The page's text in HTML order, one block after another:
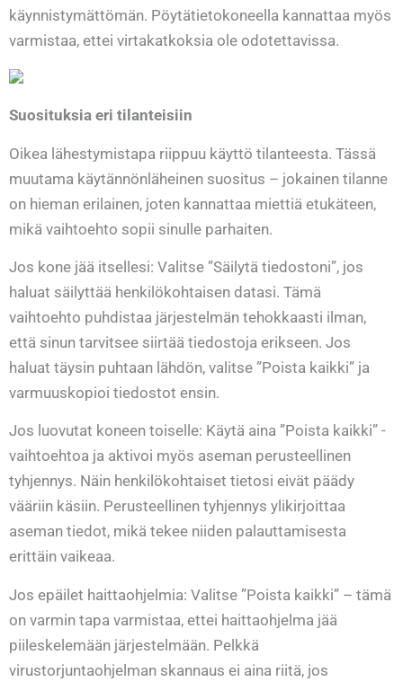
käynnistymättömän. Pöytätietokoneella kannattaa myös
varmistaa, ettei virtakatkoksia ole odotettavissa.
Suosituksia eri tilanteisiin
Oikea lähestymistapa riippuu käyttö tilanteesta. Tässä
muutama käytännönläheinen suositus – jokainen tilanne
on hieman erilainen, joten kannattaa miettiä etukäteen,
mikä vaihtoehto sopii sinulle parhaiten.
Jos kone jää itsellesi: Valitse ”Säilytä tiedostoni”, jos
haluat säilyttää henkilökohtaisen datasi. Tämä
vaihtoehto puhdistaa järjestelmän tehokkaasti ilman,
että sinun tarvitsee siirtää tiedostoja erikseen. Jos
haluat täysin puhtaan lähdön, valitse ”Poista kaikki” ja
varmuuskopioi tiedostot ensin.
Jos luovutat koneen toiselle: Käytä aina ”Poista kaikki” -
vaihtoehtoa ja aktivoi myös aseman perusteellinen
tyhjennys. Näin henkilökohtaiset tietosi eivät päädy
vääriin käsiin. Perusteellinen tyhjennys ylikirjoittaa
aseman tiedot, mikä tekee niiden palauttamisesta
erittäin vaikeaa.
Jos epäilet haittaohjelmia: Valitse ”Poista kaikki” – tämä
on varmin tapa varmistaa, ettei haittaohjelma jää
piileskelemään järjestelmään. Pelkkä
virustorjuntaohjelman skannaus ei aina riitä, jos